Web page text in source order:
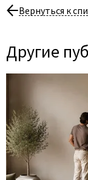
Вернуться к
Другие